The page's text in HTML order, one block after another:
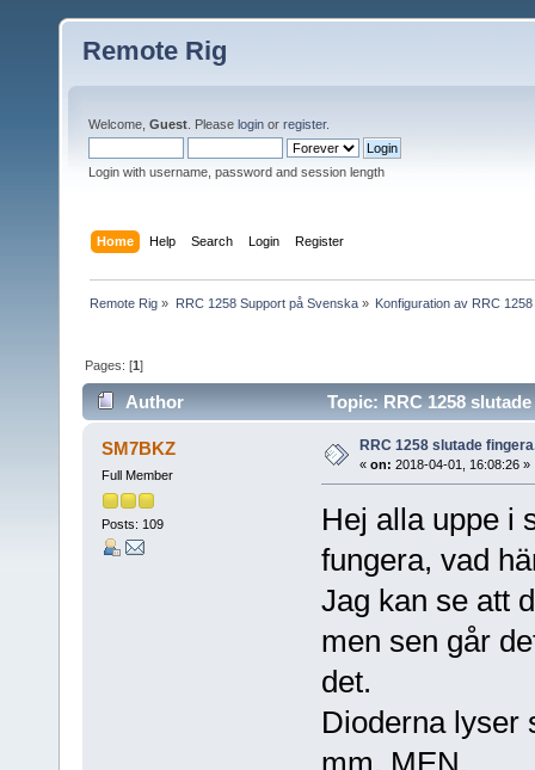
Remote Rig
Welcome, Guest . Please login or register.
Login with username, password and session length
Home Help Search Login Register
Remote Rig » RRC 1258 Support på Svenska» Konfiguration av RRC 1258
Pages: [1]
Author Topic: RRC 1258
SM7BKZ
Full Member
Posts: 109
RRC 1258 slutade
« on: 2018-04-01, 16:08:26 »
Hej alla uppe i
fungera, vad
Jag kan se att
men sen går
det.
Dioderna lyser